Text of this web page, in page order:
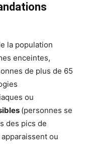
la population
enceintes,
de plus de 65
ou
(personnes se
des pics de
ou